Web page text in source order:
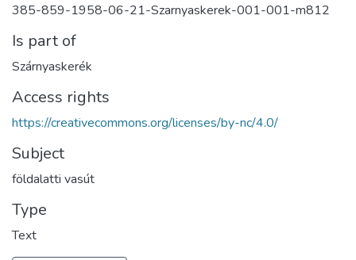
385-859-1958-06-21-Szarnyaskerek-001-001-m812
Is part of
Szárnyaskerék
Access rights
https://creativecommons.org/licenses/by-nc/4.0/
Subject
földalatti vasút
Type
Text